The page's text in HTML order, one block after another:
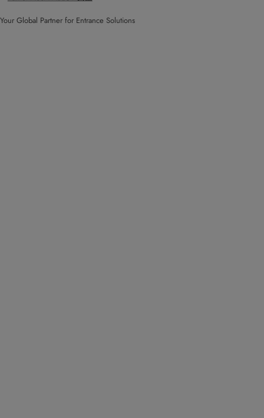
Your Global Partner for Entrance Solutions